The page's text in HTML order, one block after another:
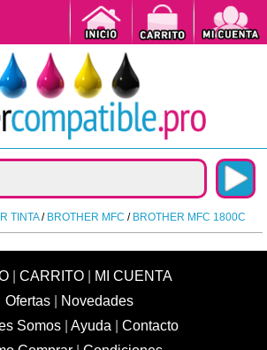
TINTA/ BROTHER MFC / BROTHER MFC 1800C
| CARRITO|
MI CUENTA
Ofertas|
Novedades
Somos| Ayuda
Contacto